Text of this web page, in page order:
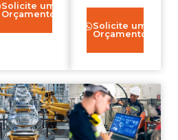
Solicite um
Orçamento
Solicite um
Orçamento